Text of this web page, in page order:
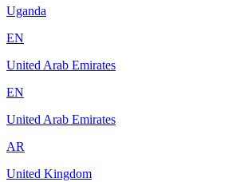
Uganda
EN
United Arab Emirates
EN
United Arab Emirates
AR
United Kingdom